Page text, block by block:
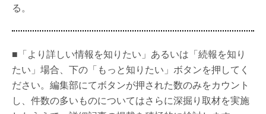
る。
■「より詳しい情報を知りたい」あるいは「続報を知り
たい」場合、下の「もっと知りたい」ボタンを押してく
ださい。編集部にてボタンが押された数のみをカウント
し、件数の多いものについてはさらに深掘り取材を実施